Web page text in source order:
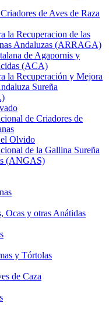
de Aves de Raza
la Recuperacion de las
Andaluzas (ARRAGA)
de Agapornis y
(ACA)
la Recuperación y Mejora
Sureña
de Criadores de
Olvido
de la Gallina Sureña
(ANGAS)
Ocas y otras Anátidas
y Tórtolas
de Caza